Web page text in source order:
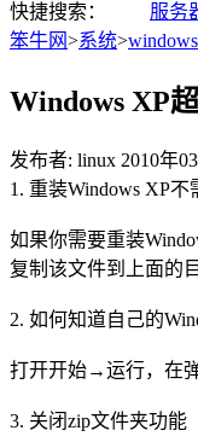
快捷搜索： 服务
笨牛网>系统>
Windows XP
发布者: linux 2010年
1. 重装Windows XP不
如果你需要重装
复制该文件到上面的
2. 如何知道自己的
打开开始→运行，在弹
3. 关闭zip文件夹功能